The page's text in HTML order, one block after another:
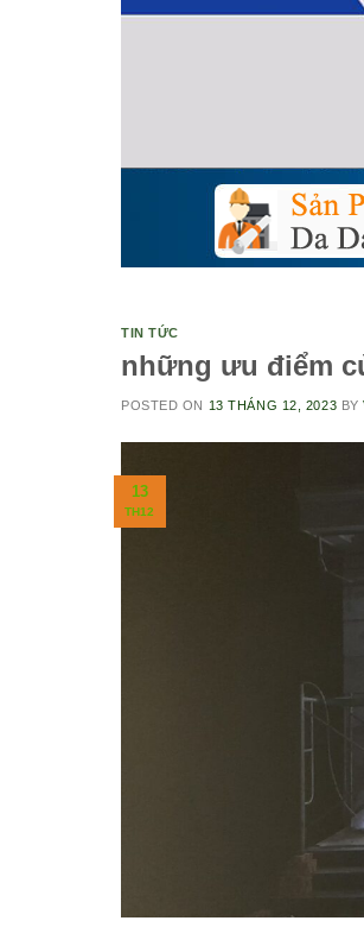
TIN TỨC
những ưu điểm
POSTED ON 13 THÁNG 12, 2023 BY
13
TH12